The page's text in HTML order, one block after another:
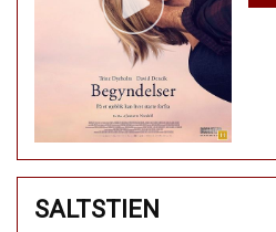
SALTSTIEN